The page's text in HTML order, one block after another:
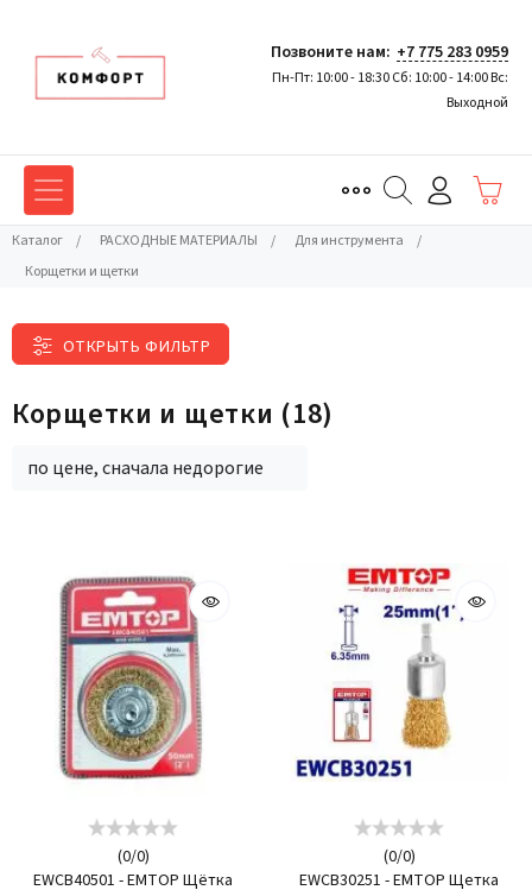
Позвоните нам: +7 775 283 0959
Пн-Пт: 10:00 - 18:30 Сб: 10:00 - 14:00 Вс:
Выходной
Каталог / РАСХОДНЫЕ МАТЕРИАЛЫ / Для инструмента
/
Корщетки и щетки
ОТКРЫТЬ ФИЛЬТР
Корщетки и щетки (18)
по цене, сначала недорогие
(0/0)
EWCB40501 - EMTOP Щётка
(0/0)
EWCB30251 - EMTOP Щетка